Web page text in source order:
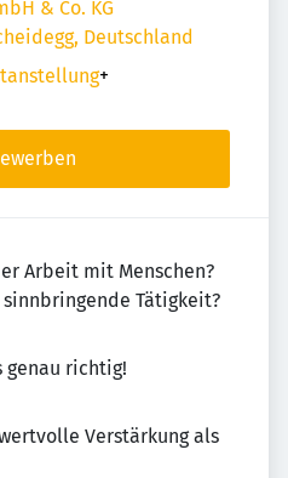
& Co. KG
Deutschland
+
Arbeit mit Menschen?
Tätigkeit?
genau richtig!
Verstärkung als